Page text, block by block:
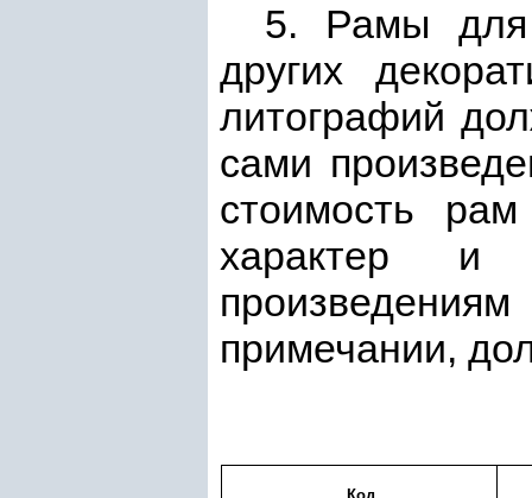
5. Рамы для
других
литографий
сами
стоимость
характер и
примечании,